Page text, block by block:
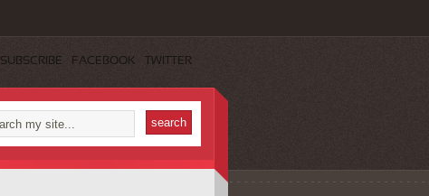
SUBSCRIBE FACEBOOK TWITTER